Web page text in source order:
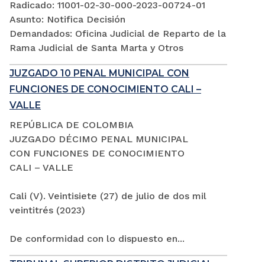
Radicado: 11001-02-30-000-2023-00724-01
Asunto: Notifica Decisión
Demandados: Oficina Judicial de Reparto de la
Rama Judicial de Santa Marta y Otros
JUZGADO 10 PENAL MUNICIPAL CON
FUNCIONES DE CONOCIMIENTO CALI –
VALLE
REPÚBLICA DE COLOMBIA
JUZGADO DÉCIMO PENAL MUNICIPAL
CON FUNCIONES DE CONOCIMIENTO
CALI – VALLE
Cali (V). Veintisiete (27) de julio de dos mil
veintitrés (2023)
De conformidad con lo dispuesto en...